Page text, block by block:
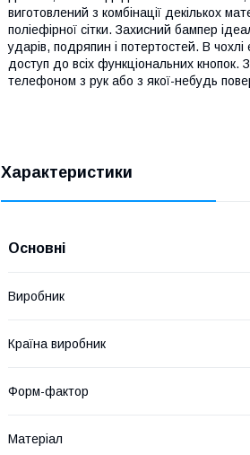
виготовлений з комбінації декількох
поліефірної сітки. Захисний бампер
ударів, подряпин і потертостей. В
доступ до всіх функціональних
телефоном з рук або з якої-небудь
Характеристики
Основні
Виробник
Країна виробник
Форм-фактор
Матеріал